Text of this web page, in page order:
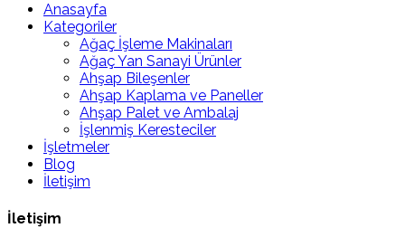
Anasayfa
Kategoriler
Ağaç İşleme Makinaları
Ağaç Yan Sanayi Ürünler
Ahşap Bileşenler
Ahşap Kaplama ve Paneller
Ahşap Palet ve Ambalaj
İşlenmiş Keresteciler
İşletmeler
Blog
İletişim
İletişim